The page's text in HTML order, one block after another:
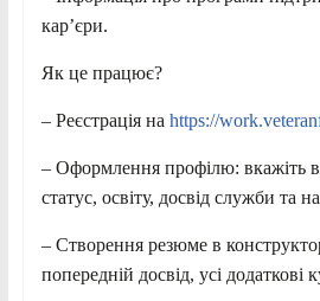
кар’єри.
Як це працює?
– Реєстрація на https://
– Оформлення профілю: вкажіть
статус, освіту, досвід служби та
– Створення резюме в
попередній досвід, усі додаткові